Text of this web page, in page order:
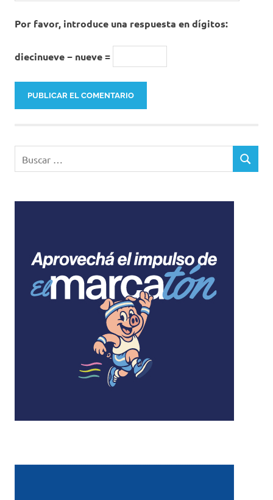
Por favor, introduce una respuesta en dígitos:
diecinueve − nueve =
BUSCAR